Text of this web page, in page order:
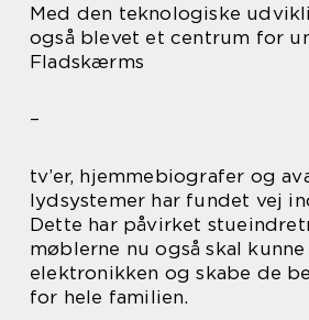
Med den teknologiske
også blevet et centrum for
Fladskærms
–
tv’er, hjemmebiografer og
lydsystemer har fundet vej
Dette har påvirket
møblerne nu også skal
elektronikken og skabe de
for hele familien.